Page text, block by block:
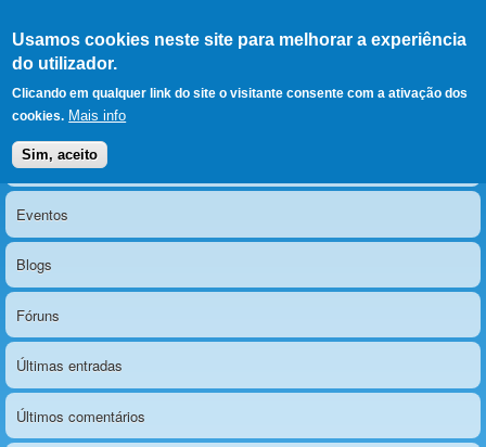
Usamos cookies neste site para melhorar a experiência
do utilizador.
Clicando em qualquer link do site o visitante consente com a ativação dos
cookies. Mais info
Sim, aceito
LERPARAVER , ir para a
página principal
O portal da visão diferente
Menu principal
Notícias
Eventos
Blogs
Fóruns
Últimas entradas
Últimos comentários